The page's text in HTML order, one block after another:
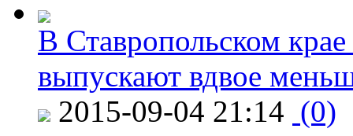
В Ставропольском
выпускают вдвое
2015-09-04 21:14 (0)